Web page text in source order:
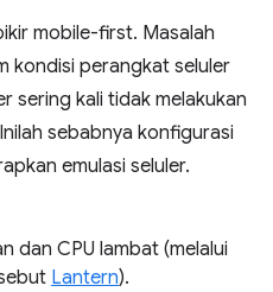
mobile-first. Masalah
kondisi perangkat seluler
sering kali tidak melakukan
sebabnya konfigurasi
emulasi seluler.
dan CPU lambat (melalui
Lantern).